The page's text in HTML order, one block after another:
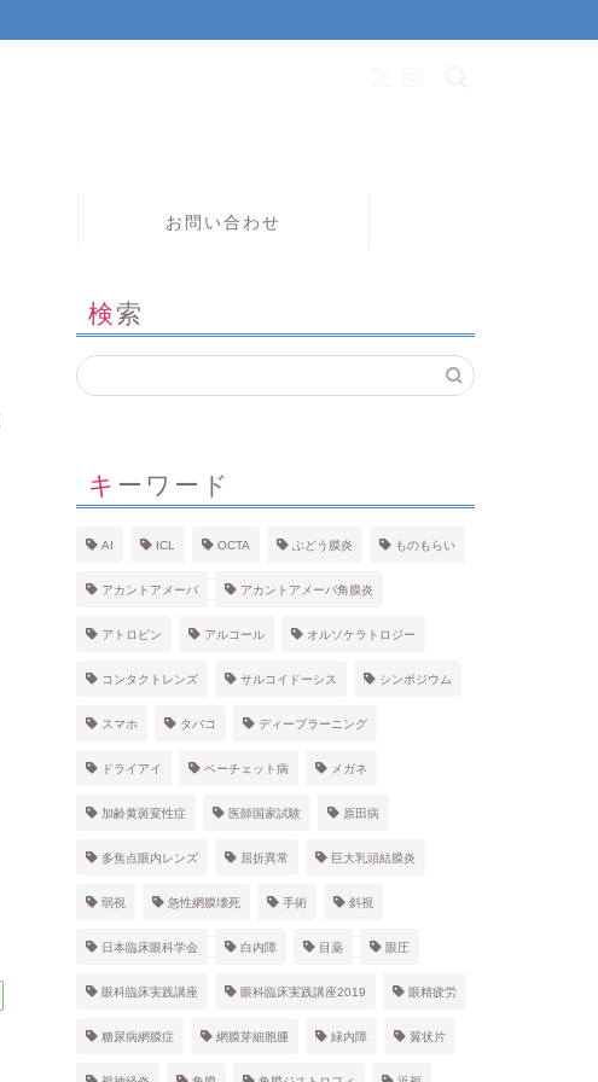
お問い合わせ
検索
キーワード
AI ICL OCTA ぶどう膜炎 ものもらい
アカントアメーバ アカントアメーバ角膜炎
アトロピン アルコール オルソケラトロジー
コンタクトレンズ サルコイドーシス シンポジウム
スマホ タバコ ディープラーニング
ドライアイ ベーチェット病 メガネ
加齢黄斑変性症 医師国家試験 原田病
多焦点眼内レンズ 屈折異常 巨大乳頭結膜炎
弱視 急性網膜壊死 手術 斜視
日本臨床眼科学会 白内障 目薬 眼圧
眼科臨床実践講座 眼科臨床実践講座2019 眼精疲労
糖尿病網膜症 網膜芽細胞腫 緑内障 翼状片